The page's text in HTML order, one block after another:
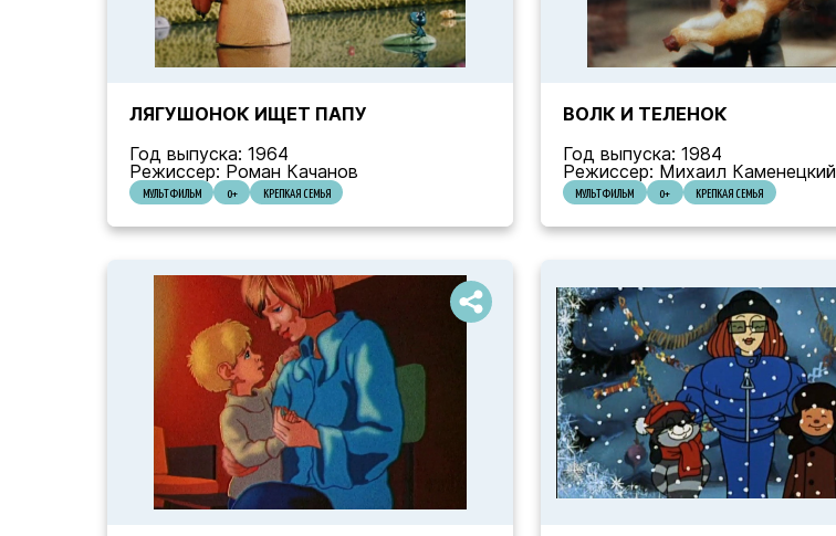
ЛЯГУШОНОК ИЩЕТ ПАПУ
Год выпуска: 1964
Режиссер: Роман Качанов
МУЛЬТФИЛЬМ 0+ КРЕПКАЯ СЕМЬЯ
ВОЛК И ТЕЛЕНОК
Год выпуска: 1984
Режиссер: Михаил Каменецкий
МУЛЬТФИЛЬМ 0+ КРЕПКАЯ СЕМЬЯ